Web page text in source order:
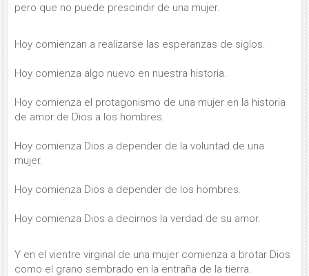
pero que no puede prescindir de una mujer.
Hoy comienzan a realizarse las esperanzas de siglos.
Hoy comienza algo nuevo en nuestra historia.
Hoy comienza el protagonismo de una mujer en la historia
de amor de Dios a los hombres.
Hoy comienza Dios a depender de la voluntad de una
mujer.
Hoy comienza Dios a depender de los hombres.
Hoy comienza Dios a decirnos la verdad de su amor.
Y en el vientre virginal de una mujer comienza a brotar Dios
como el grano sembrado en la entraña de la tierra.